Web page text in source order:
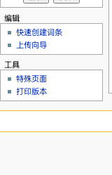
编辑
快速创建词条
上传向导
工具
特殊页面
打印版本